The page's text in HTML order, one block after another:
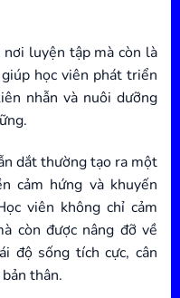
nơi luyện tập mà còn là
học viên phát triển
nhẫn và nuôi dưỡng
dắt thường tạo ra một
cảm hứng và khuyến
viên không chỉ cảm
còn được nâng đỡ về
độ sống tích cực, cân
thân.